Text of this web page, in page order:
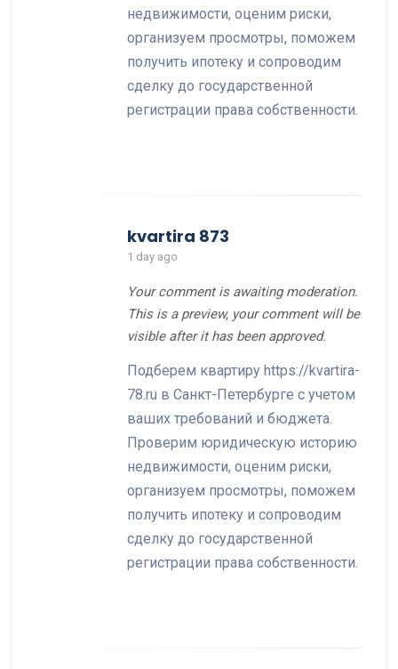
недвижимости, оценим риски,
организуем просмотры, поможем
получить ипотеку и сопроводим
сделку до государственной
регистрации права собственности.
Your comment is awaiting moderation.
This is a preview, your comment will be
visible after it has been approved.
Подберем квартиру https://kvartira-
78.ru в Санкт-Петербурге с учетом
ваших требований и бюджета.
Проверим юридическую историю
недвижимости, оценим риски,
организуем просмотры, поможем
получить ипотеку и сопроводим
сделку до государственной
регистрации права собственности.
kvartira 873
1 day ago